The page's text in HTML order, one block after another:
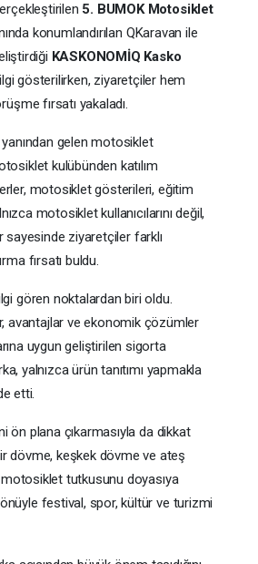
5. BUMOK Motosiklet
konumlandırılan QKaravan ile
KASKONOMİQ Kasko
gösterilirken, ziyaretçiler hem
fırsatı yakaladı.
gelen motosiklet
kulübünden katılım
motosiklet gösterileri, eğitim
motosiklet kullanıcılarını değil,
sayesinde ziyaretçiler farklı
fırsatı buldu.
gören noktalardan biri oldu.
avantajlar ve ekonomik çözümler
uygun geliştirilen sigorta
yalnızca ürün tanıtımı yapmakla
etti.
ön plana çıkarmasıyla da dikkat
dövme, keşkek dövme ve ateş
tutkusunu doyasıya
festival, spor, kültür ve turizmi